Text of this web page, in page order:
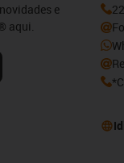
e
aqui.